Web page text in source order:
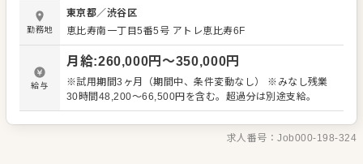
善なども大歓迎です。 【具体的には…】 ・仕込みから盛り
付けまでの調理全般 ・仕入れや在庫管理などキッチンの管
理業務 ・まかないづくり ・後輩スタッフやアルバイトスタ
ッフの教育 ・洗浄や清掃など衛生管理 ・料理長の補助 ・
新メニュー提案 など 入社後はスキルに合わせた業務からお
任せしますので、徐々に仕事の幅を広げていきましょう。
成長をしっかりサポートしますので、経験に関わらず安心
などもめざせます。
勤務地
東京都／渋谷区
恵比寿南一丁目5番5号 アトレ恵比寿6F
給与
月給:260,000円〜350,000円
※試用期間3ヶ月（期間中、条件変動なし） ※みなし残業
30時間48,200～66,500円を含む。超過分は別途支給。
求人番号：Job000-198-324